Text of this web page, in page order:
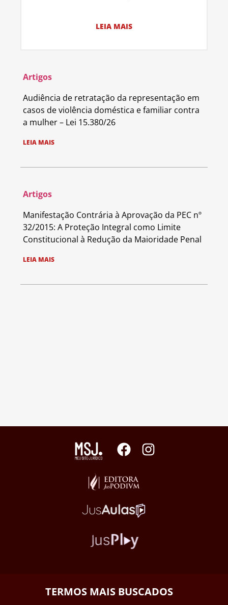
LEIA MAIS
Artigos
Audiência de retratação da representação em
casos de violência doméstica e familiar contra
a mulher – Lei 15.380/26
LEIA MAIS
Artigos
Manifestação Contrária à Aprovação da PEC nº
32/2015: A Proteção Integral como Limite
Constitucional à Redução da Maioridade Penal
LEIA MAIS
TERMOS MAIS BUSCADOS